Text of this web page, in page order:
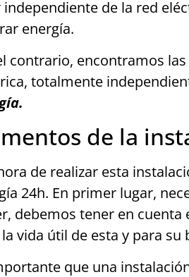
independiente de la red
energía.
contrario, encontramos
totalmente
de la
de realizar esta
24h. En primer lugar,
debemos tener en
vida útil de esta y para
que una